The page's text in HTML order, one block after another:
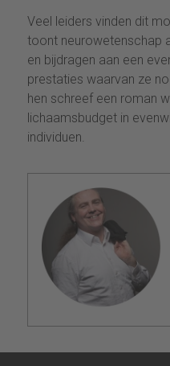
Veel leiders vinden dit
toont neurowetenschap
en bijdragen aan een
prestaties waarvan ze
hen schreef een roman
lichaamsbudget in
individuen.